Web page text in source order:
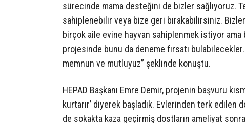
sürecinde mama desteğini de bizler sağlıyoruz.
sahiplenebilir veya bize geri bırakabilirsiniz.
birçok aile evine hayvan sahiplenmek istiyor
projesinde bunu da deneme fırsatı
memnun ve mutluyuz” şeklinde konuştu.
HEPAD Başkanı Emre Demir, projenin başvuru
kurtarır’ diyerek başladık. Evlerinden terk edilen
de sokakta kaza geçirmiş dostların ameliyat